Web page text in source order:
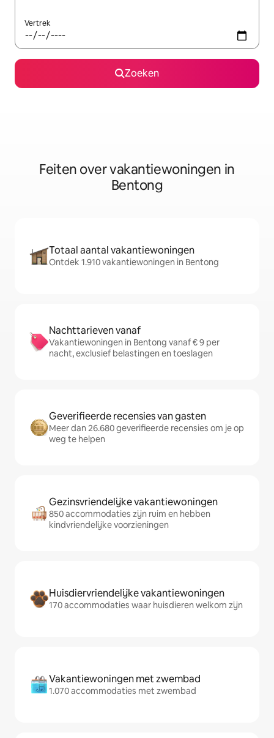
Vertrek
Zoeken
Feiten over vakantiewoningen in
Bentong
Totaal aantal vakantiewoningen
Ontdek 1.910 vakantiewoningen in Bentong
Nachttarieven vanaf
Vakantiewoningen in Bentong vanaf € 9 per
nacht, exclusief belastingen en toeslagen
Geverifieerde recensies van gasten
Meer dan 26.680 geverifieerde recensies om je op
weg te helpen
Gezinsvriendelijke vakantiewoningen
850 accommodaties zijn ruim en hebben
kindvriendelijke voorzieningen
Huisdiervriendelijke vakantiewoningen
170 accommodaties waar huisdieren welkom zijn
Vakantiewoningen met zwembad
1.070 accommodaties met zwembad